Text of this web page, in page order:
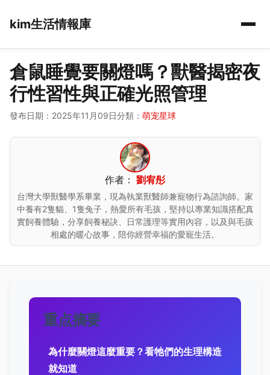
kim生活情報庫
倉鼠睡覺要關燈嗎？獸醫揭密夜
行性習性與正確光照管理
發布日期：2025年11月09日分類： 萌宠星球
作者： 劉宥彤
台灣大學獸醫學系畢業，現為執業獸醫師兼寵物行為諮詢師。家
中養有2隻貓、1隻兔子，熱愛所有毛孩，堅持以專業知識搭配真
實飼養體驗，分享飼養秘訣、日常護理等實用內容，以及與毛孩
相處的暖心故事，陪你經營幸福的愛寵生活。
重点摘要
為什麼關燈這麼重要？看牠們的生理構造
就知道